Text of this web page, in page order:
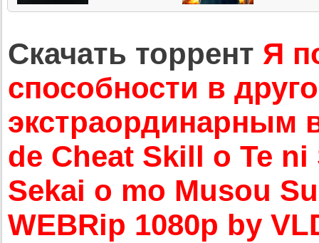
Скачать торрент Я
способности в
экстраординарным
de Cheat Skill o Te
Sekai o mo Musou
WEBRip 1080p by